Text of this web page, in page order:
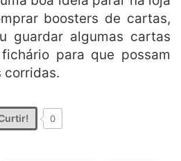
boosters de cartas,
guardar algumas cartas
para que possam
corridas.
0